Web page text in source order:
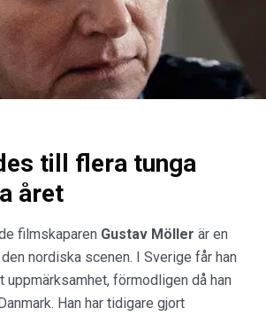
till flera tunga
året
filmskaparen Gustav Möller är en
nordiska scenen. I Sverige får han
förmodligen då han
Han har tidigare gjort